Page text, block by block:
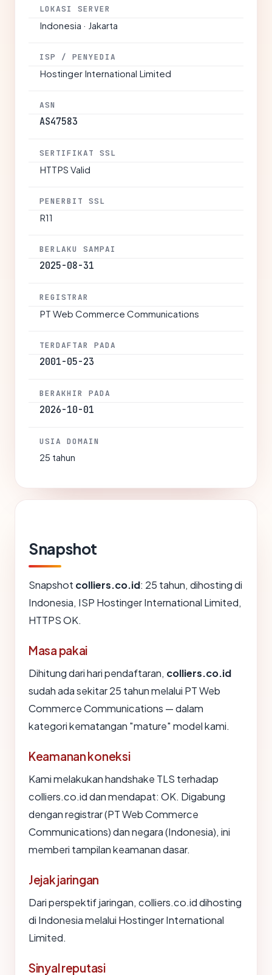
LOKASI SERVER
Indonesia · Jakarta
ISP / PENYEDIA
Hostinger International Limited
ASN
AS47583
SERTIFIKAT SSL
HTTPS Valid
PENERBIT SSL
R11
BERLAKU SAMPAI
2025-08-31
REGISTRAR
PT Web Commerce Communications
TERDAFTAR PADA
2001-05-23
BERAKHIR PADA
2026-10-01
USIA DOMAIN
25 tahun
Snapshot
Snapshot colliers.co.id: 25 tahun, dihosting di
Indonesia, ISP Hostinger International Limited,
HTTPS OK.
Masa pakai
Dihitung dari hari pendaftaran, colliers.co.id
sudah ada sekitar 25 tahun melalui PT Web
Commerce Communications — dalam
kategori kematangan "mature" model kami.
Keamanan koneksi
Kami melakukan handshake TLS terhadap
colliers.co.id dan mendapat: OK. Digabung
dengan registrar (PT Web Commerce
Communications) dan negara (Indonesia), ini
memberi tampilan keamanan dasar.
Jejak jaringan
Dari perspektif jaringan, colliers.co.id dihosting
di Indonesia melalui Hostinger International
Limited.
Sinyal reputasi